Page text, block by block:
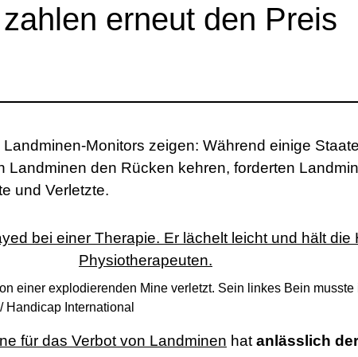
erneut den Preis
Monitors zeigen: Während einige
Landminen den Rücken kehren, forderten
und Verletzte.
einer explodierenden Mine verletzt. Sein linkes Bein musste
International
für das Verbot von Landminen hat anlässlich